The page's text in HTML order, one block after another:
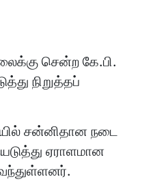
சென்ற கே.பி.
நிறுத்தப்
சன்னிதான நடை
ஏராளமான